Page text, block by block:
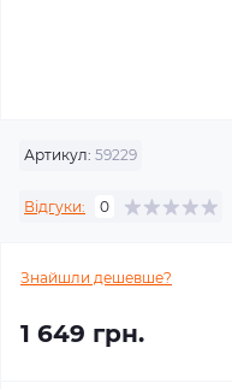
Артикул: 59229
Відгуки: 0
Знайшли дешевше?
1 649 грн.